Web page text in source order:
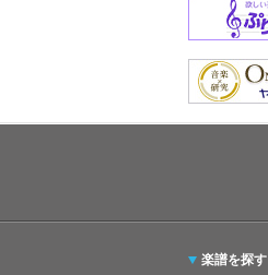
楽譜を探す